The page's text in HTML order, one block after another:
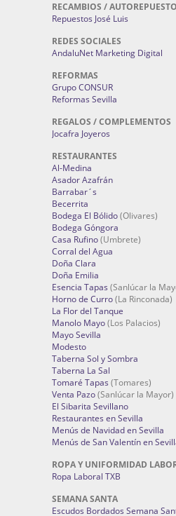
RECAMBIOS /
Repuestos José Luis
REDES SOCIALES
AndaluNet Marketing Digital
REFORMAS
Grupo CONSUR
Reformas Sevilla
REGALOS / COMPLEMENTOS
Jocafra Joyeros
RESTAURANTES
Al-Medina
Asador Azafrán
Barrabar´s
Becerrita
Bodega El Bólido(Olivares)
Bodega Góngora
Casa Rufino(Umbrete)
Corral del Agua
Doña Clara
Doña Emilia
Esencia Tapas (Sanlúcar la
Horno de Curro(La Rinconada)
La Flor del Tanque
Manolo Mayo(Los Palacios)
Mayo Sevilla
Modesto
Taberna Sol y Sombra
Taberna La Sal
Tomaré Tapas (Tomares)
Venta Pazo(Sanlúcar la Mayor)
El Sibarita Sevillano
Restaurantes en Sevilla
Menús de Navidad en Sevilla
Menús de San Valentín en
ROPA Y UNIFORMIDAD
Ropa Laboral TXB
SEMANA SANTA
Escudos Bordados Semana